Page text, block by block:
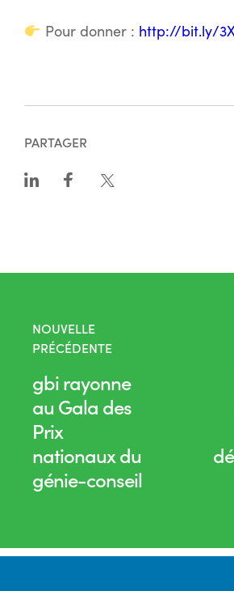
Pour donner : http://bit.ly/
PARTAGER
NOUVELLE
PRÉCÉDENTE
gbi rayonne
au Gala des
Prix
nationaux du
génie-conseil